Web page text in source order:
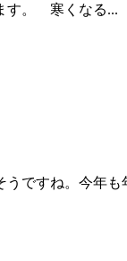
す。 寒くなる...
ですね。今年